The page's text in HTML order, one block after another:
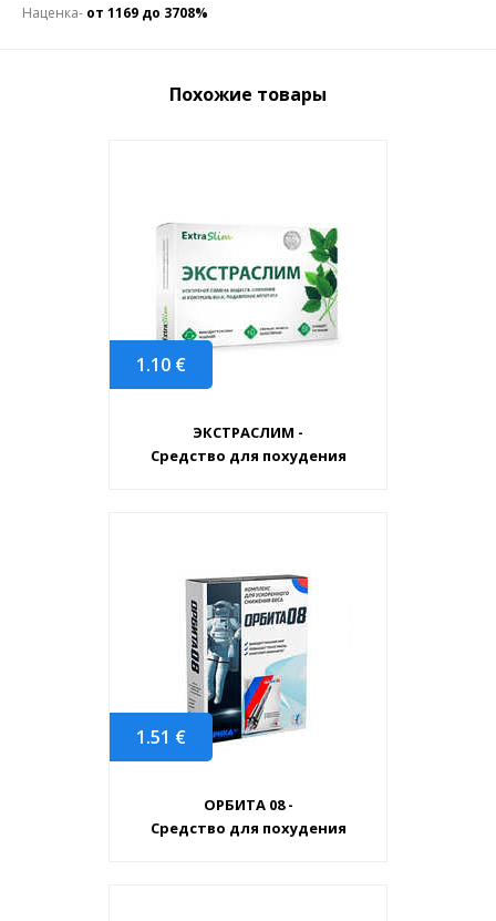
Наценка- от 1169 до 3708%
Похожие товары
1.10 €
ЭКСТРАСЛИМ -
Средство для похудения
1.51 €
ОРБИТА 08 -
Средство для похудения